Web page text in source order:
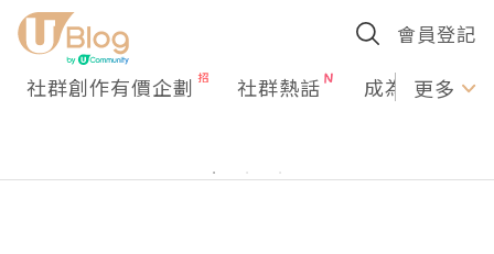
會員登記
社群創作有價企劃 社群熱話 成為U更多